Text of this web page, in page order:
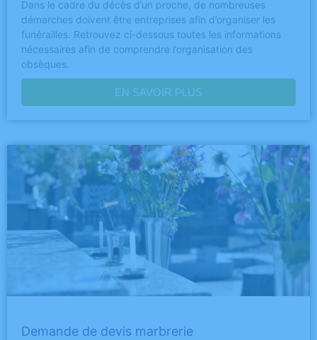
Dans le cadre du décès d’un proche, de nombreuses
démarches doivent être entreprises afin d’organiser les
funérailles. Retrouvez ci-dessous toutes les informations
nécessaires afin de comprendre l’organisation des
obsèques.
EN SAVOIR PLUS
Demande de devis marbrerie